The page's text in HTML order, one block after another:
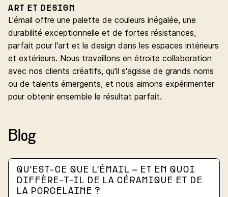
ART ET DESIGN
L'émail offre une palette de couleurs inégalée, une
durabilité exceptionnelle et de fortes résistances,
parfait pour l'art et le design dans les espaces intérieurs
et extérieurs. Nous travaillons en étroite collaboration
avec nos clients créatifs, qu'il s'agisse de grands noms
ou de talents émergents, et nous aimons expérimenter
pour obtenir ensemble le résultat parfait.
Blog
QU'EST-CE QUE L'ÉMAIL – ET EN QUOI
DIFFÈRE-T-IL DE LA CÉRAMIQUE ET DE
LA PORCELAINE ?